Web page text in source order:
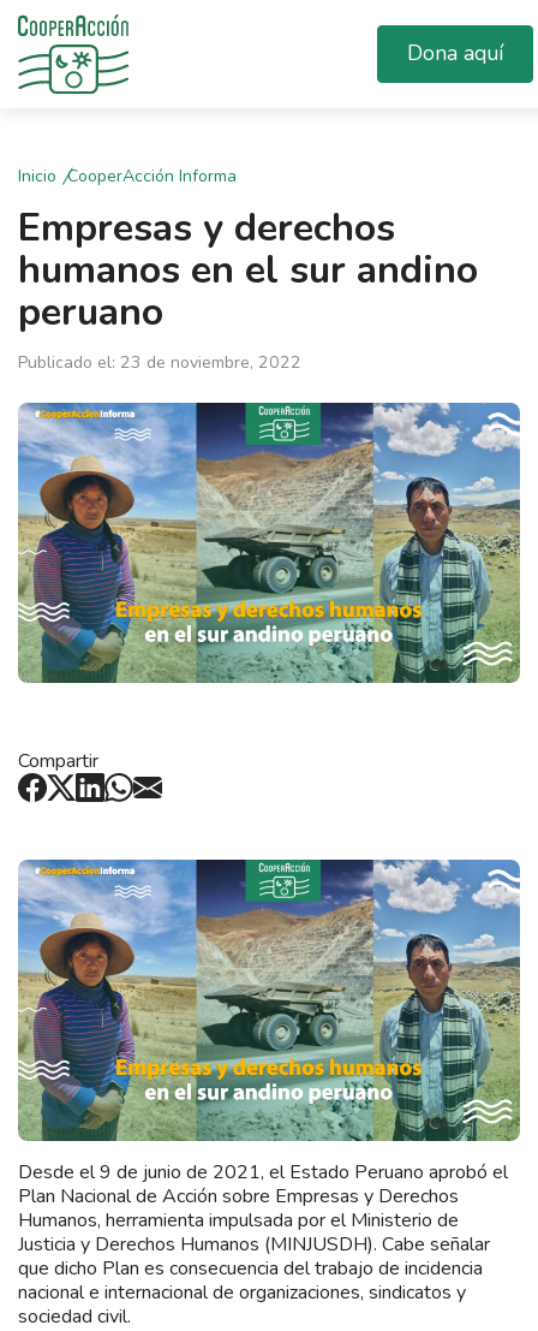
Dona aquí
Inicio CooperAcción Informa
Empresas y derechos
humanos en el sur andino
peruano
Publicado el: 23 de noviembre, 2022
Compartir
Desde el 9 de junio de 2021, el Estado Peruano aprobó el
Plan Nacional de Acción sobre Empresas y Derechos
Humanos, herramienta impulsada por el Ministerio de
Justicia y Derechos Humanos (MINJUSDH). Cabe señalar
que dicho Plan es consecuencia del trabajo de incidencia
nacional e internacional de organizaciones, sindicatos y
sociedad civil.